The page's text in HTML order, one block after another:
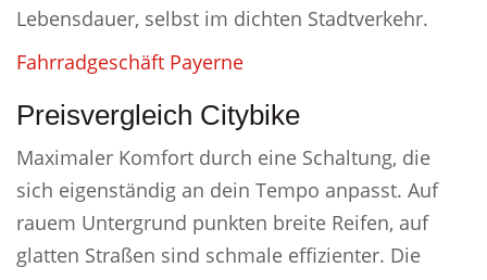
Lebensdauer, selbst im dichten Stadtverkehr.
Fahrradgeschäft Payerne
Preisvergleich Citybike
Maximaler Komfort durch eine Schaltung, die
sich eigenständig an dein Tempo anpasst. Auf
rauem Untergrund punkten breite Reifen, auf
glatten Straßen sind schmale effizienter. Die